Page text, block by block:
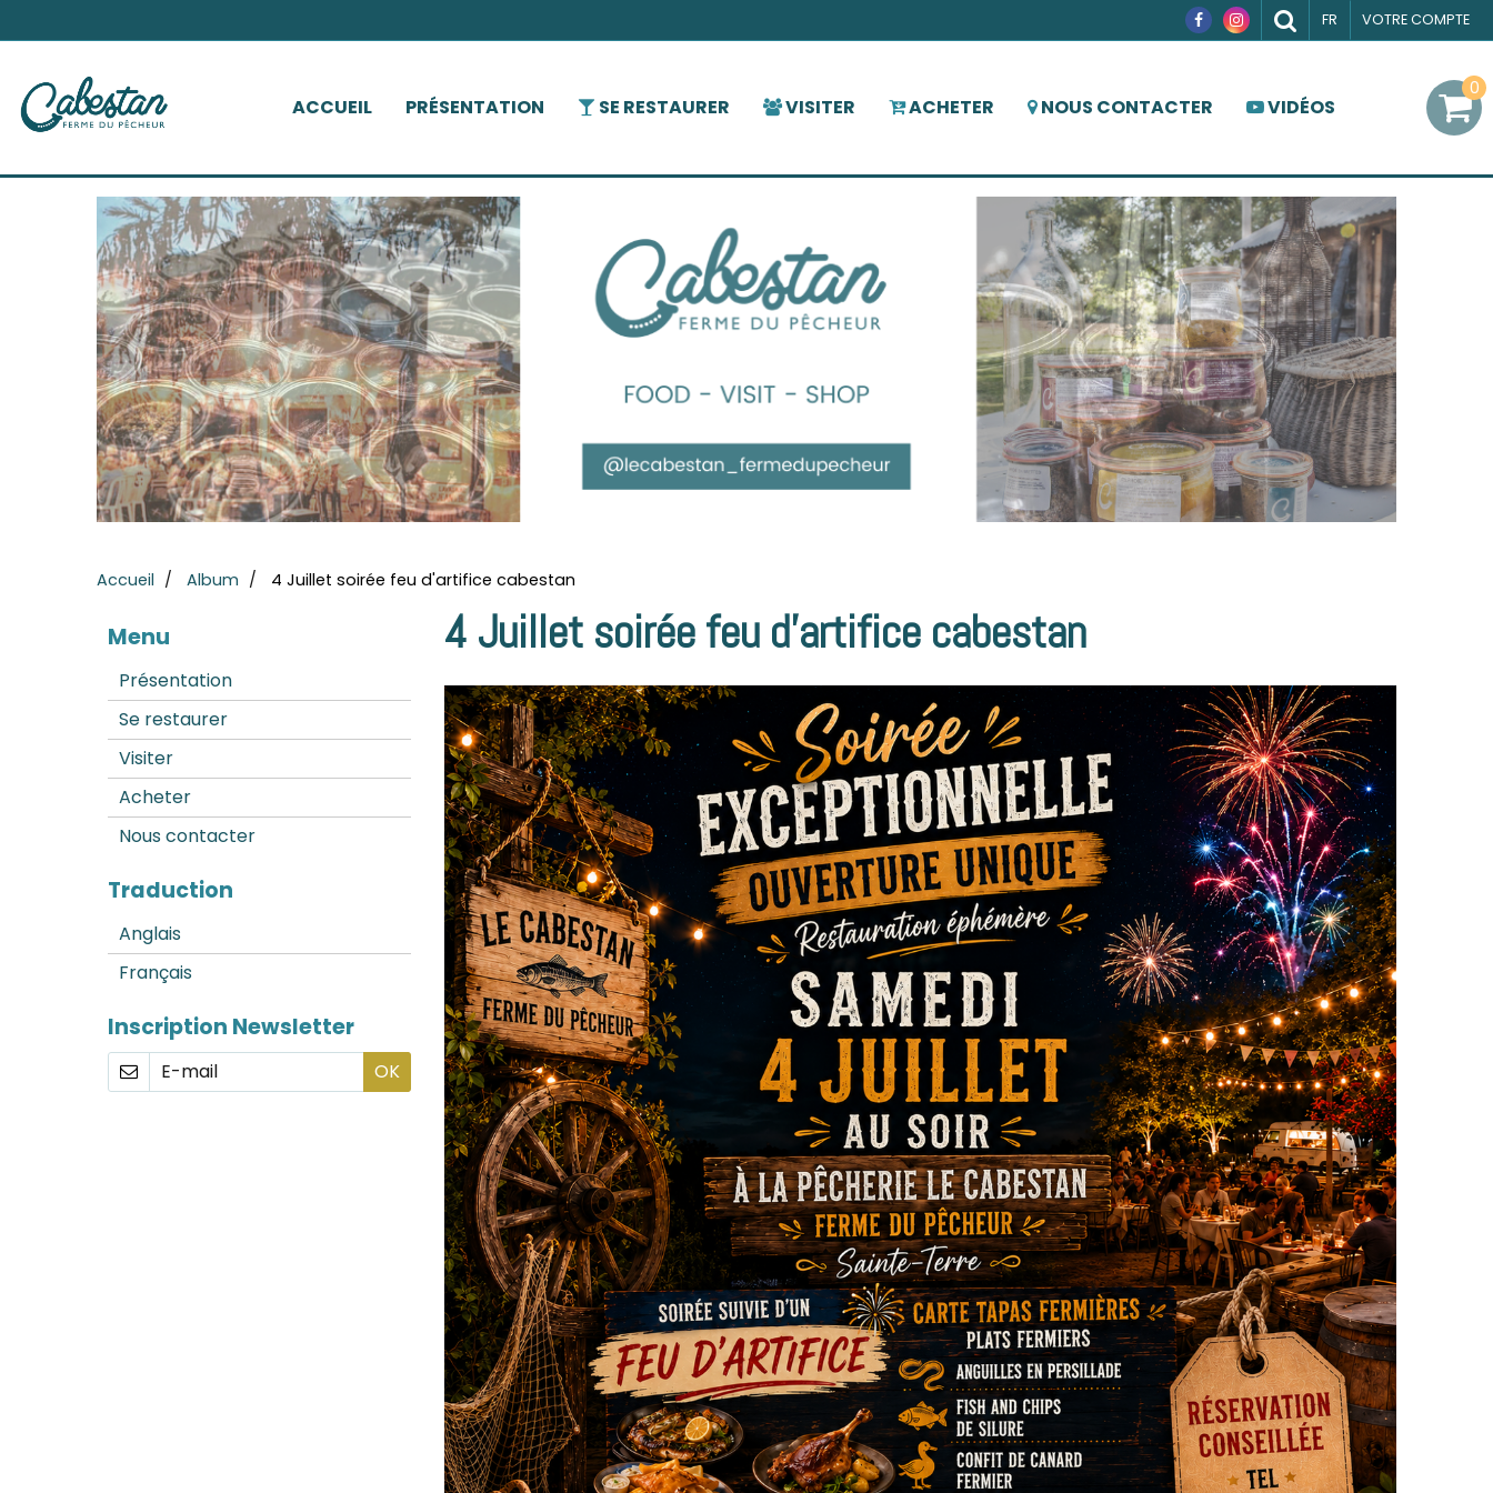
ACCUEIL PRÉSENTATION SE RESTAURER VISITER ACHETER NOUS CONTACTER VIDÉOS
0
FR VOTRE COMPTE
Accueil Album 4 Juillet soirée feu d'artifice cabestan
4 Juillet soirée feu d'artifice cabestan
Menu
Présentation
Se restaurer
Visiter
Acheter
Nous contacter
Traduction
Anglais
Français
Inscription Newsletter
OK